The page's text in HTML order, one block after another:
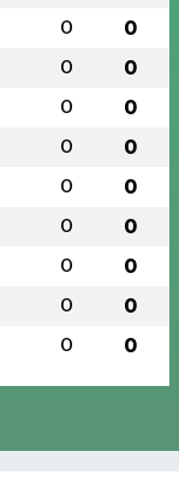
0 0
0 0
0 0
0 0
0 0
0 0
0 0
0 0
0 0